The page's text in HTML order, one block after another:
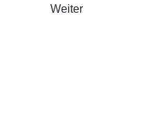
Weiter